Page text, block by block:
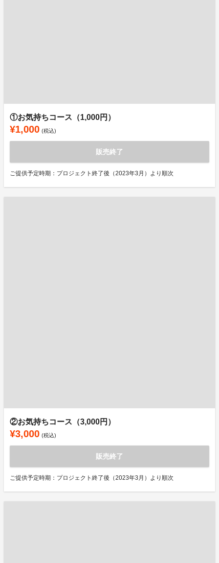
①お気持ちコース（1,000円）
¥1,000 (税込)
販売終了
ご提供予定時期：プロジェクト終了後（2023年3月）より順次
②お気持ちコース（3,000円）
¥3,000 (税込)
販売終了
ご提供予定時期：プロジェクト終了後（2023年3月）より順次